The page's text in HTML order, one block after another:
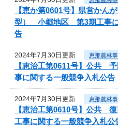
【恵か第0601号】県営かん
型） 小郷地区 第3期工事に
告
2024年7月30日更新 恵那農林
【恵治工第0611号】公共
事に関する一般競争入札公告
2024年7月30日更新 恵那農林
【恵治工第0610号】公共
工事に関する一般競争入札公